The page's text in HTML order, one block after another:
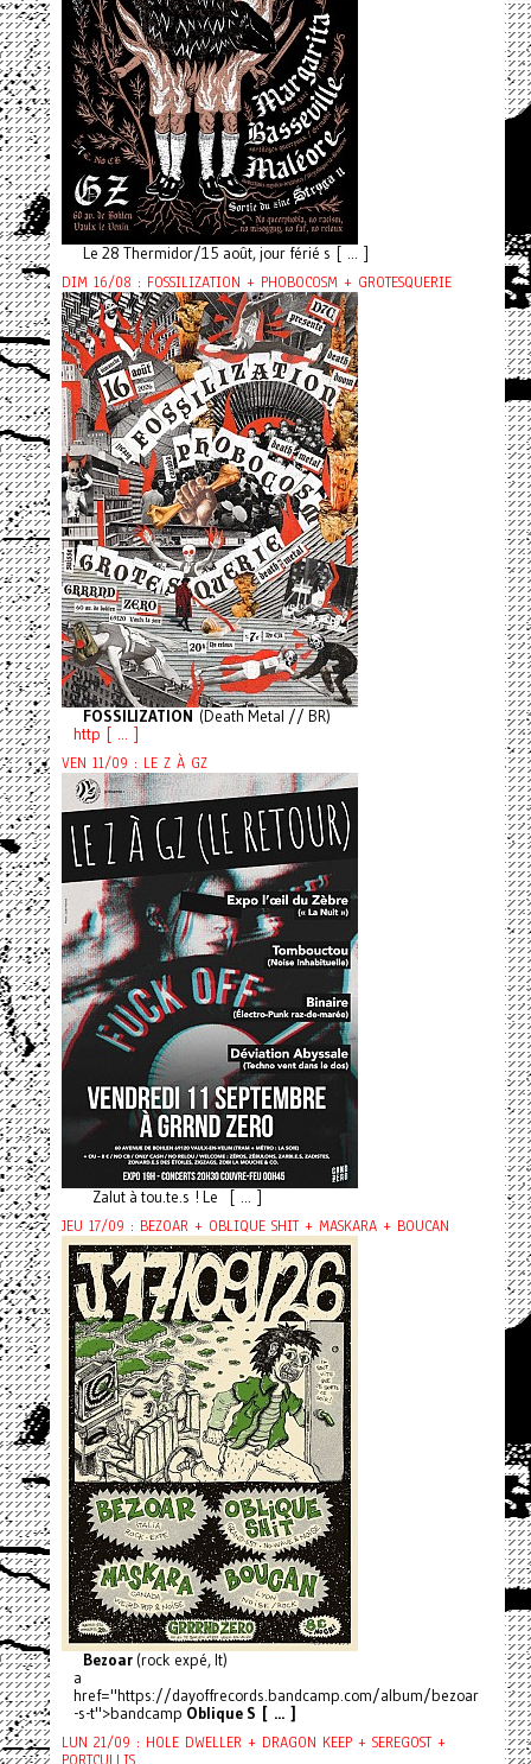
Le 28 Thermidor/15 août, jour férié s [ ... ]
DIM 16/08 : FOSSILIZATION + PHOBOCOSM + GROTESQUERIE
FOSSILIZATION (Death Metal // BR)
http [ ... ]
VEN 11/09 : LE Z À GZ
Zalut à tou.te.s ! Le [ ... ]
JEU 17/09 : BEZOAR + OBLIQUE SHIT + MASKARA + BOUCAN
Bezoar(rock expé, It)
a
href="https://dayoffrecords.bandcamp.com/album/bezoar
-s-t">bandcamp Oblique S [ ... ]
LUN 21/09 : HOLE DWELLER + DRAGON KEEP + SEREGOST +